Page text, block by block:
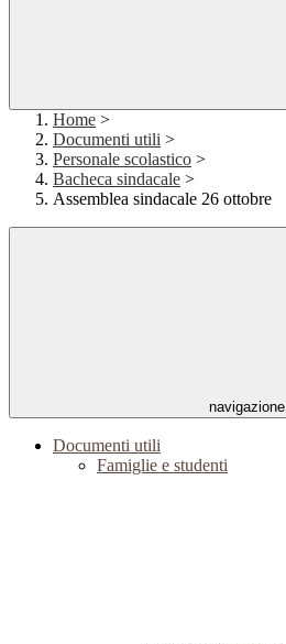
Home >
Documenti utili >
Personale scolastico >
Bacheca sindacale >
Assemblea sindacale 26 ottobre
navigazione
Documenti utili
Famiglie e studenti